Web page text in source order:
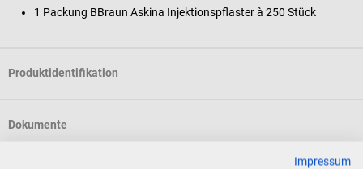
1 Packung BBraun Askina Injektionspflaster à 250 Stück
Produktidentifikation
Dokumente
Impressum